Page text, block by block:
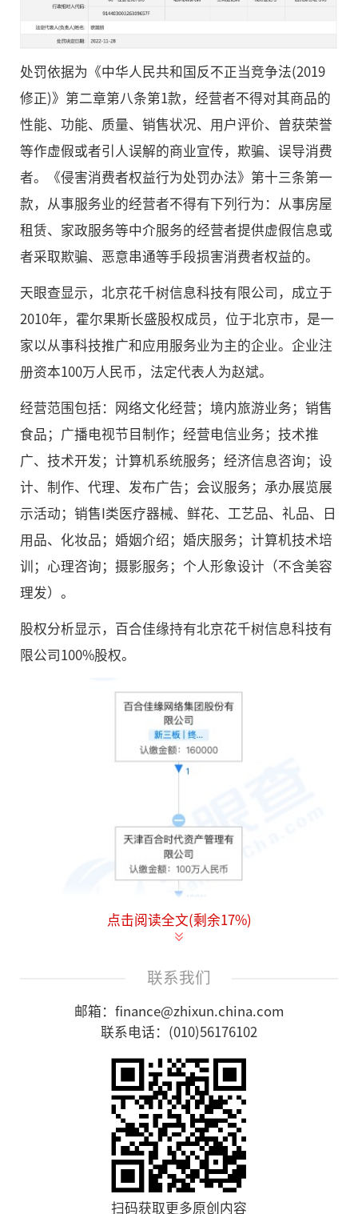
长按二维码
处罚依据为《中华人民共和国反不正当竞争法(2019
修正)》第二章第八条第1款，经营者不得对其商品的
性能、功能、质量、销售状况、用户评价、曾获荣誉
等作虚假或者引人误解的商业宣传，欺骗、误导消费
者。《侵害消费者权益行为处罚办法》第十三条第一
款，从事服务业的经营者不得有下列行为：从事房屋
租赁、家政服务等中介服务的经营者提供虚假信息或
者采取欺骗、恶意串通等手段损害消费者权益的。
天眼查显示，北京花千树信息科技有限公司，成立于
2010年，霍尔果斯长盛股权成员，位于北京市，是一
家以从事科技推广和应用服务业为主的企业。企业注
册资本100万人民币，法定代表人为赵斌。
经营范围包括：网络文化经营；境内旅游业务；销售
食品；广播电视节目制作；经营电信业务；技术推
广、技术开发；计算机系统服务；经济信息咨询；设
计、制作、代理、发布广告；会议服务；承办展览展
示活动；销售I类医疗器械、鲜花、工艺品、礼品、日
用品、化妆品；婚姻介绍；婚庆服务；计算机技术培
训；心理咨询；摄影服务；个人形象设计（不含美容
理发）。
股权分析显示，百合佳缘持有北京花千树信息科技有
限公司100%股权。
资料显示，2011年5月11日，世纪佳缘在美国挂牌上
市。2015年12月，百合网全资子公司收购世纪佳缘，
世纪佳缘随之私有化退市。此后，世纪佳缘与百合网
正式合并，更名为“百合佳缘”。2022年5月，百合
佳缘集团更名为“复爱合缘集团”。
点击阅读全文(剩余17%)
联系我们
邮箱：finance@zhixun.china.com
联系电话：(010)56176102
扫码获取更多原创内容